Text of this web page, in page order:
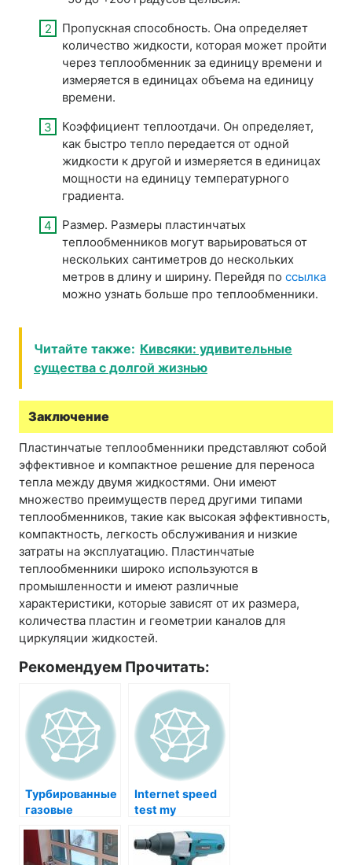
Пропускная способность. Она определяет
количество жидкости, которая может пройти
через теплообменник за единицу времени и
измеряется в единицах объема на единицу
времени.
Коэффициент теплоотдачи. Он определяет,
как быстро тепло передается от одной
жидкости к другой и измеряется в единицах
мощности на единицу температурного
градиента.
Размер. Размеры пластинчатых
теплообменников могут варьироваться от
нескольких сантиметров до нескольких
метров в длину и ширину. Перейдя по ссылка
можно узнать больше про теплообменники.
Читайте также: Кивсяки: удивительные
существа с долгой жизнью
Заключение
Пластинчатые теплообменники представляют собой
эффективное и компактное решение для переноса
тепла между двумя жидкостями. Они имеют
множество преимуществ перед другими типами
теплообменников, такие как высокая эффективность,
компактность, легкость обслуживания и низкие
затраты на эксплуатацию. Пластинчатые
теплообменники широко используются в
промышленности и имеют различные
характеристики, которые зависят от их размера,
количества пластин и геометрии каналов для
циркуляции жидкостей.
Рекомендуем Прочитать:
Турбированные
газовые
описание и
характеристики
Internet speed
test my